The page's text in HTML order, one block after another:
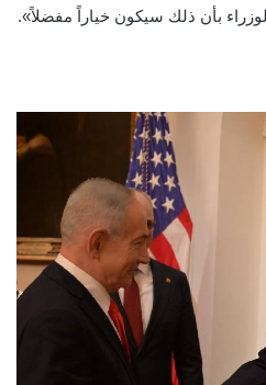
بأن ذلك سيكون خياراً مفضلاً».